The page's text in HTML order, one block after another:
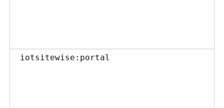
iotsitewise:portal